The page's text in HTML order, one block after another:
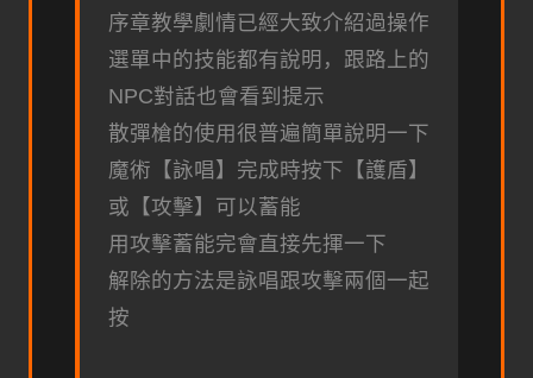
序章教學劇情已經大致介紹過操作
選單中的技能都有說明，跟路上的
NPC對話也會看到提示
散彈槍的使用很普遍簡單說明一下
魔術【詠唱】完成時按下【護盾】
或【攻擊】可以蓄能
用攻擊蓄能完會直接先揮一下
解除的方法是詠唱跟攻擊兩個一起
按